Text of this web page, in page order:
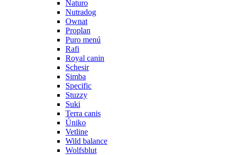
Naturo
Nutradog
Ownat
Proplan
Puro menú
Rafi
Royal canin
Schesir
Simba
Specific
Stuzzy
Suki
Terra canis
Úniko
Vetline
Wild balance
Wolfsblut